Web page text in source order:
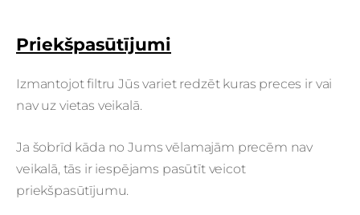
Priekšpasūtījumi
Izmantojot filtru Jūs variet redzēt kuras preces ir vai
nav uz vietas veikalā.
Ja šobrīd kāda no Jums vēlamajām precēm nav
veikalā, tās ir iespējams pasūtīt veicot
priekšpasūtījumu.